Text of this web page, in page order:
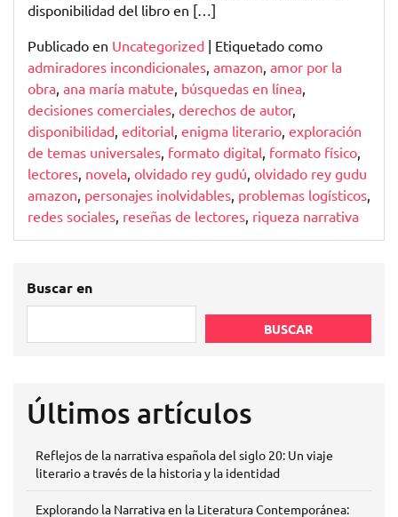
disponibilidad del libro en […]
Publicado en Uncategorized | Etiquetado como
admiradores incondicionales, amazon, amor por la
obra, ana maría matute, búsquedas en línea,
decisiones comerciales, derechos de autor,
disponibilidad, editorial, enigma literario, exploración
de temas universales, formato digital, formato físico,
lectores, novela, olvidado rey gudú, olvidado rey gudu
amazon, personajes inolvidables, problemas logísticos,
redes sociales, reseñas de lectores, riqueza narrativa
Buscar en
BUSCAR
Últimos artículos
Reflejos de la narrativa española del siglo 20: Un viaje
literario a través de la historia y la identidad
Explorando la Narrativa en la Literatura Contemporánea: